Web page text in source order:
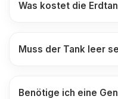
Was kostet die
Muss der Tank leer
Benötige ich eine